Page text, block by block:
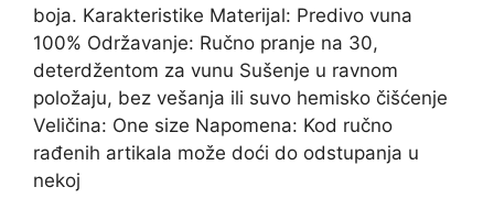
boja. Karakteristike Materijal: Predivo vuna
100% Održavanje: Ručno pranje na 30,
deterdžentom za vunu Sušenje u ravnom
položaju, bez vešanja ili suvo hemisko čišćenje
Veličina: One size Napomena: Kod ručno
rađenih artikala može doći do odstupanja u
nekoj